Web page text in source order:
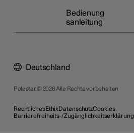
Bedienung
sanleitung
Polestar © 2026 Alle Rechte vorbehalten
RechtlichesEthikDatenschutzCookies
Barrierefreiheits-/Zugänglichkeitserklärung
Deutschland